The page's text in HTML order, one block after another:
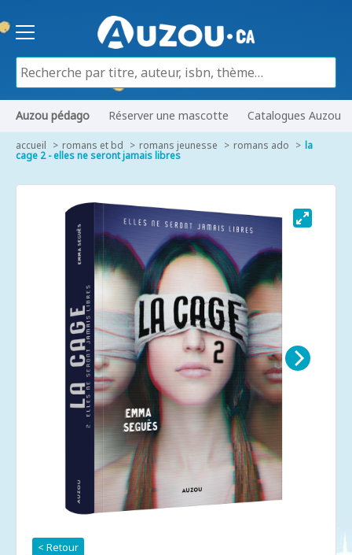
Auzou pédago Réserver une mascotte Catalogues Auzou
accueil romans et bd romans jeunesse romans ado la
cage 2 - elles ne seront jamais libres
< Retour